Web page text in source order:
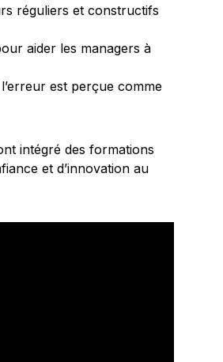
réguliers et constructifs
aider les managers à
est perçue comme
intégré des formations
et d’innovation au